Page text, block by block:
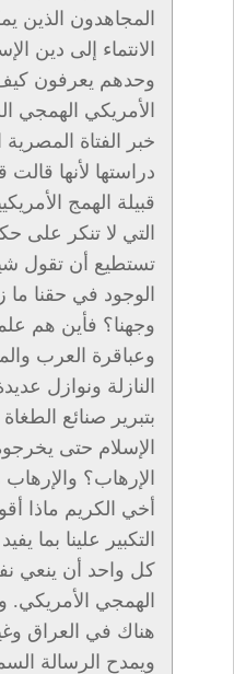
المجاهدون الذين
الانتماء إلى دين
وحدهم يعرفون
الأمريكي الهمجي
خبر الفتاة
دراستها لأنها
قبيلة الهمج
التي لا تنكر على
تستطيع أن تقول
الوجود في حقنا
وجهنا؟ فأين هم
وعباقرة العرب
النازلة ونوازل
بتبرير صنائع
الإسلام حتى
الإرهاب؟
أخي الكريم ماذا
التكبير علينا بما
كل واحد أن ينعي
الهمجي الأمريكي.
هناك في العراق
ويمدح الرسالة